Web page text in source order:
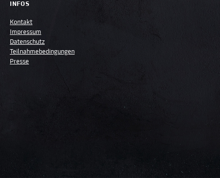
INFOS
Kontakt
Impressum
Datenschutz
Teilnahmebedingungen
Presse